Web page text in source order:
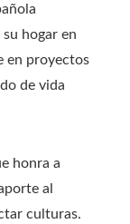
hogar en
en proyectos
de vida
honra a
al
culturas.